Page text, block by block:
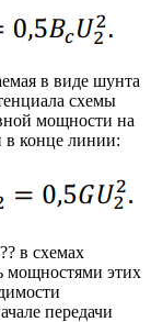
в виде шунта
схемы
мощности на
в конце линии:
в схемах
мощностями этих
передачи